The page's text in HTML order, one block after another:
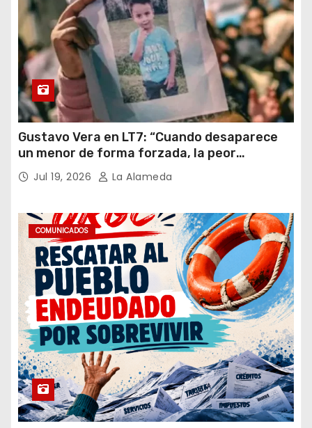
Gustavo Vera en LT7: “Cuando desaparece
un menor de forma forzada, la peor
hipótesis es trata, y así debe seguir
caratulado el caso Loan”
Jul 19, 2026 La Alameda
COMUNICADOS